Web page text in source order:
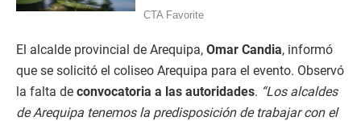
El alcalde provincial de Arequipa, Omar Candia, informó
que se solicitó el coliseo Arequipa para el evento. Observó
la falta de convocatoria a las autoridades. “Los alcaldes
de Arequipa tenemos la predisposición de trabajar con el